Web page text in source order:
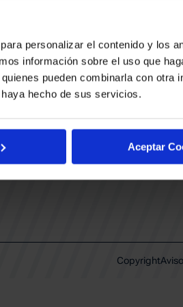
personalizar el contenido y los
información sobre el uso que
pueden combinarla con otra
hecho de sus servicios.
Aceptar
BASKONIA-ALAVÉS
Gasteiz
Copyright